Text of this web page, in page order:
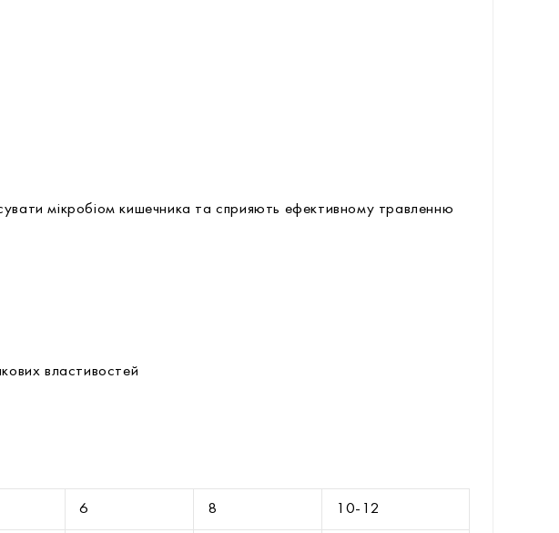
мікробіом кишечника та сприяють ефективному травленню
властивостей
6 8 10-12